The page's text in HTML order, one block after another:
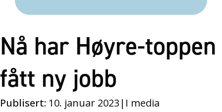
Nå har Høyre-toppen
fått ny jobb
Publisert: 10. januar 2023 | I media